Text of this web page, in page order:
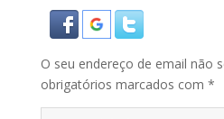
O seu endereço de email não
obrigatórios marcados com *